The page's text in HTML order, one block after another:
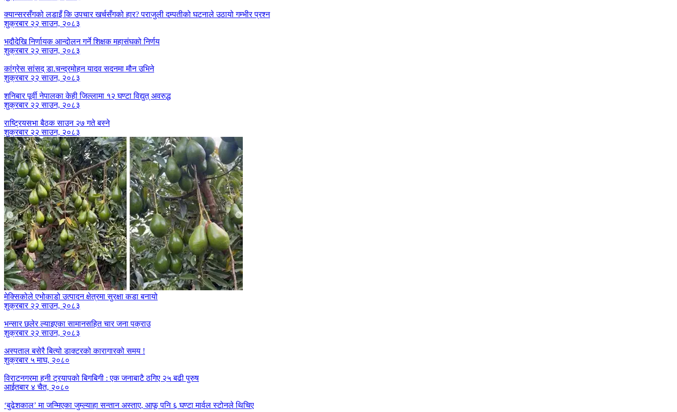
क्यान्सरसँगको लडाइँ कि उपचार खर्चसँगको हार? पराजुली दम्पतीको घटनाले उठायो गम्भीर प्रश्न
शुक्रबार २२ साउन, २०८३
भदौदेखि निर्णायक आन्दोलन गर्ने शिक्षक महासंघको निर्णय
शुक्रबार २२ साउन, २०८३
कांग्रेस सांसद् डा‍‍.चन्द्रमोहन यादव सदनमा मौन उभिने
शुक्रबार २२ साउन, २०८३
शनिबार पूर्वी नेपालका केही जिल्लामा १२ घण्टा विद्युत् अवरुद्ध
शुक्रबार २२ साउन, २०८३
राष्ट्रियसभा बैठक साउन २७ गते बस्ने
शुक्रबार २२ साउन, २०८३
मेक्सिकोले एभोकाडो उत्पादन क्षेत्रमा सुरक्षा कडा बनायो
शुक्रबार २२ साउन, २०८३
भन्सार छलेर ल्याइएका सामानसहित चार जना पक्राउ
शुक्रबार २२ साउन, २०८३
अस्पताल बसेरै बित्यो डाक्टरको कारागारको समय !
शुक्रबार ५ माघ, २०८०
विराटनगरमा हनी ट्रयापको बिगबिगी : एक जनाबाटै ठगिए २५ बढी पुरुष
आईतबार ४ चैत, २०८०
‘बुढेशकाल’ मा जन्मिएका जुम्ल्याहा सन्तान अस्ताए, आफू पनि ६ घण्टा मार्वल स्टोनले थिचिए